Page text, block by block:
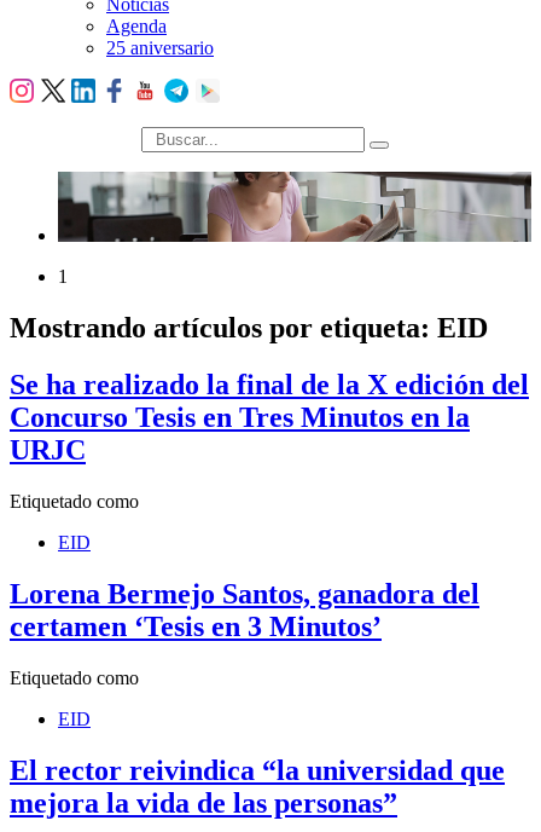
Agenda
25 aniversario
búsqueda
1
Mostrando artículos por etiqueta: EID
Se ha realizado la final de la X edición del
Concurso Tesis en Tres Minutos en la
URJC
Etiquetado como
EID
Lorena Bermejo Santos, ganadora del
certamen ‘Tesis en 3 Minutos’
Etiquetado como
EID
El rector reivindica “la universidad que
mejora la vida de las personas”